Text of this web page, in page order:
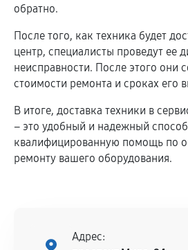
обратно.
После того, как техника будет
центр, специалисты проведут ее
неисправности. После этого они
стоимости ремонта и сроках его
В итоге, доставка техники в
– это удобный и надежный
квалифицированную помощь по
ремонту вашего оборудования.
Адрес: